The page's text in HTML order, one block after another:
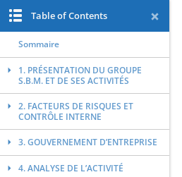
Table of Contents
Sommaire
1. PRÉSENTATION DU GROUPE
S.B.M. ET DE SES ACTIVITÉS
2. FACTEURS DE RISQUES ET
CONTRÔLE INTERNE
3. GOUVERNEMENT D’ENTREPRISE
4. ANALYSE DE L’ACTIVITÉ